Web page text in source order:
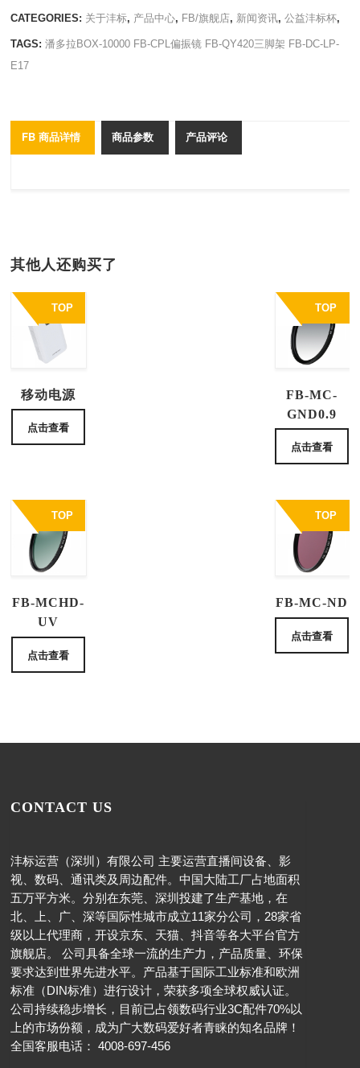
CATEGORIES: 关于沣标, 产品中心, FB/旗舰店, 新闻资讯,公益沣标杯,
TAGS:潘多拉BOX-10000 FB-CPL偏振镜 FB-QY420三脚架 FB-DC-LP-
E17
FB 商品详情 商品参数 产品评论
其他人还购买了
TOP
移动电源
点击查看
TOP
FB-MC-
GND0.9
点击查看
TOP
FB-MCHD-
UV
点击查看
TOP
FB-MC-ND
点击查看
CONTACT US
沣标运营（深圳）有限公司 主要运营直播间设备、影
视、数码、通讯类及周边配件。中国大陆工厂占地面积
五万平方米。分别在东莞、深圳投建了生产基地，在
北、上、广、深等国际性城市成立11家分公司，28家省
级以上代理商，开设京东、天猫、抖音等各大平台官方
旗舰店。 公司具备全球一流的生产力，产品质量、环保
要求达到世界先进水平。产品基于国际工业标准和欧洲
标准（DIN标准）进行设计，荣获多项全球权威认证。
公司持续稳步增长，目前已占领数码行业3C配件70%以
上的市场份额，成为广大数码爱好者青睐的知名品牌！
全国客服电话： 4008-697-456